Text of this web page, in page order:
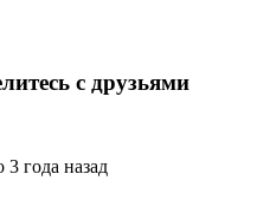
с друзьями
года назад